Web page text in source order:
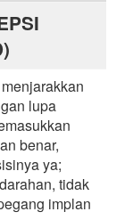
lupa
benar,
ya;
tidak
implan